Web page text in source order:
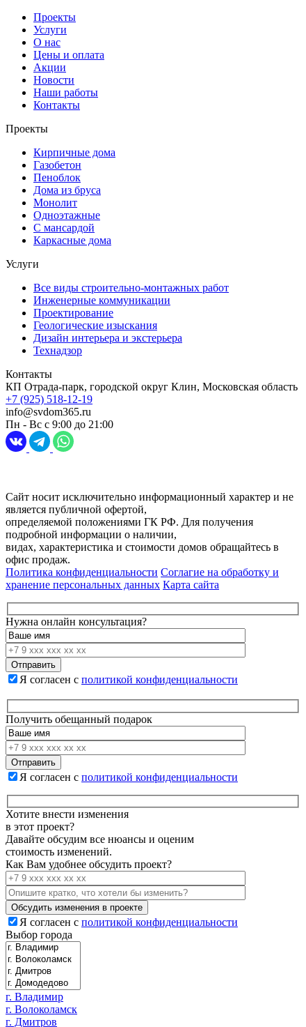
Проекты
Услуги
О нас
Цены и оплата
Акции
Новости
Наши работы
Контакты
Проекты
Кирпичные дома
Газобетон
Пеноблок
Дома из бруса
Монолит
Одноэтажные
С мансардой
Каркасные дома
Услуги
Все виды строительно-монтажных работ
Инженерные коммуникации
Проектирование
Геологические изыскания
Дизайн интерьера и экстерьера
Технадзор
Контакты
КП Отрада-парк, городской округ Клин, Московская область
+7 (925) 518-12-19
info@svdom365.ru
Пн - Вс с 9:00 до 21:00
Сайт носит исключительно информационный характер и не
является публичной офертой,
определяемой положениями ГК РФ. Для получения
подробной информации о наличии,
видах, характеристика и стоимости домов обращайтесь в
офис продаж.
Политика конфиденциальности Соглагие на обработку и
хранение персональных данных Карта сайта
Нужна онлайн консультация?
Я согласен с политикой конфиденциальности
Получить обещанный подарок
Я согласен с политикой конфиденциальности
Хотите внести изменения
в этот проект?
Давайте обсудим все нюансы и оценим
стоимость изменений.
Как Вам удобнее обсудить проект?
Я согласен с политикой конфиденциальности
Выбор города
г. Владимир
г. Волоколамск
г. Дмитров